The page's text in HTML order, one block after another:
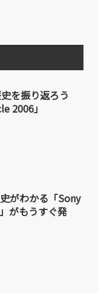
を振り返ろう
2006」
がわかる「Sony
がもうすぐ発